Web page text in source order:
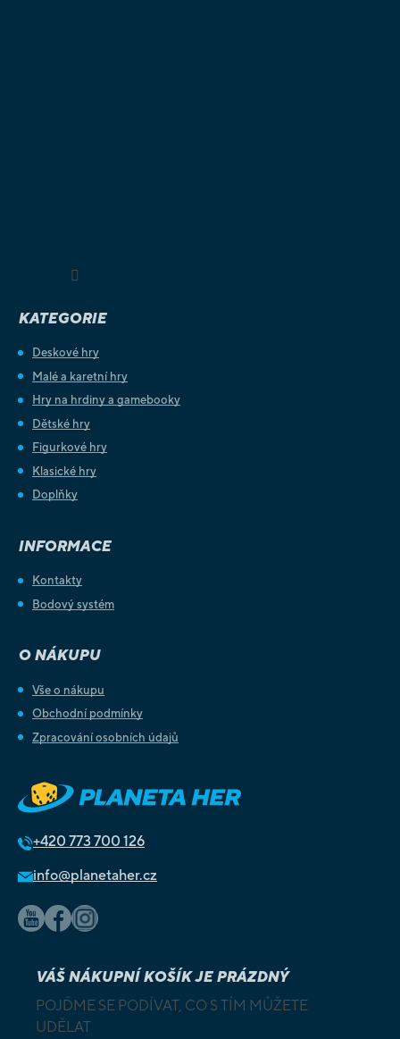
KATEGORIE
Deskové hry
Malé a karetní hry
Hry na hrdiny a gamebooky
Dětské hry
Figurkové hry
Klasické hry
Doplňky
INFORMACE
Kontakty
Bodový systém
O NÁKUPU
Vše o nákupu
Obchodní podmínky
Zpracování osobních údajů
+420 773 700 126
info@planetaher.cz
VÁŠ NÁKUPNÍ KOŠÍK JE PRÁZDNÝ
POJĎME SE PODÍVAT, CO S TÍM MŮŽETE
UDĚLAT